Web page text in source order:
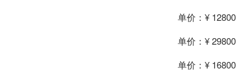
单价：¥ 12800
单价：¥ 29800
单价：¥ 16800